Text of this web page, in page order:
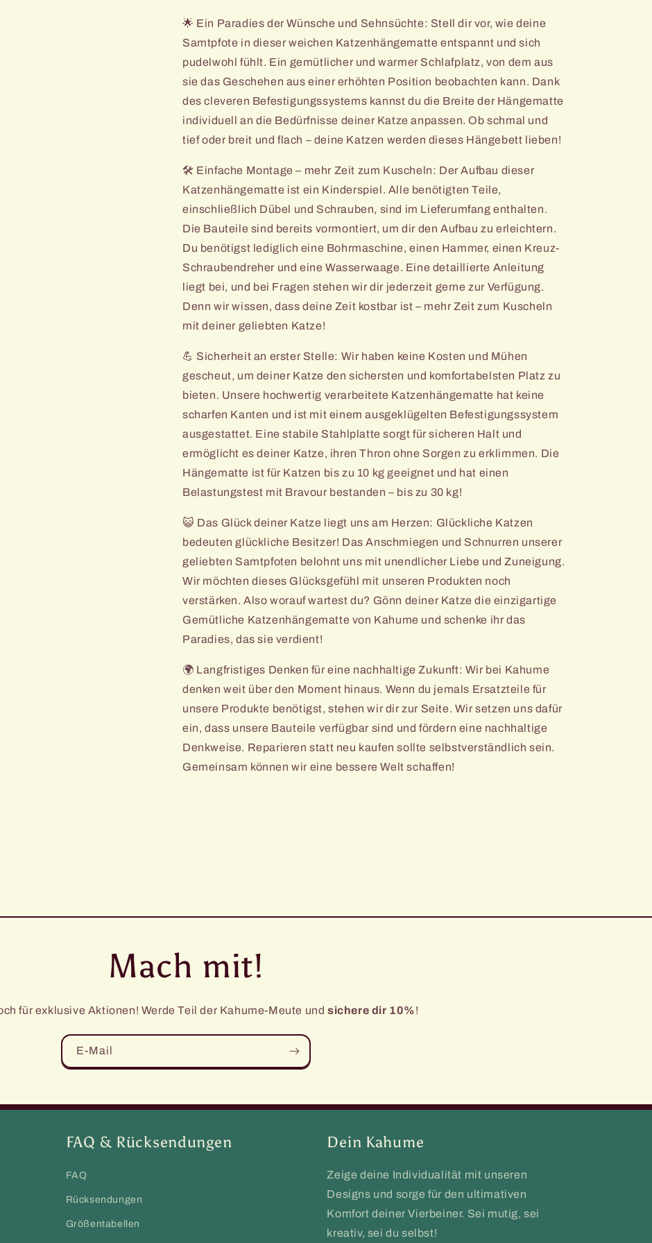
🌟 Ein Paradies der Wünsche und Sehnsüchte: Stell dir vor, wie deine
Samtpfote in dieser weichen Katzenhängematte entspannt und sich
pudelwohl fühlt. Ein gemütlicher und warmer Schlafplatz, von dem aus
sie das Geschehen aus einer erhöhten Position beobachten kann. Dank
des cleveren Befestigungssystems kannst du die Breite der Hängematte
individuell an die Bedürfnisse deiner Katze anpassen. Ob schmal und
tief oder breit und flach – deine Katzen werden dieses Hängebett lieben!
🛠️ Einfache Montage – mehr Zeit zum Kuscheln: Der Aufbau dieser
Katzenhängematte ist ein Kinderspiel. Alle benötigten Teile,
einschließlich Dübel und Schrauben, sind im Lieferumfang enthalten.
Die Bauteile sind bereits vormontiert, um dir den Aufbau zu erleichtern.
Du benötigst lediglich eine Bohrmaschine, einen Hammer, einen Kreuz-
Schraubendreher und eine Wasserwaage. Eine detaillierte Anleitung
liegt bei, und bei Fragen stehen wir dir jederzeit gerne zur Verfügung.
Denn wir wissen, dass deine Zeit kostbar ist – mehr Zeit zum Kuscheln
mit deiner geliebten Katze!
💪 Sicherheit an erster Stelle: Wir haben keine Kosten und Mühen
gescheut, um deiner Katze den sichersten und komfortabelsten Platz zu
bieten. Unsere hochwertig verarbeitete Katzenhängematte hat keine
scharfen Kanten und ist mit einem ausgeklügelten Befestigungssystem
ausgestattet. Eine stabile Stahlplatte sorgt für sicheren Halt und
ermöglicht es deiner Katze, ihren Thron ohne Sorgen zu erklimmen. Die
Hängematte ist für Katzen bis zu 10 kg geeignet und hat einen
Belastungstest mit Bravour bestanden – bis zu 30 kg!
😺 Das Glück deiner Katze liegt uns am Herzen: Glückliche Katzen
bedeuten glückliche Besitzer! Das Anschmiegen und Schnurren unserer
geliebten Samtpfoten belohnt uns mit unendlicher Liebe und Zuneigung.
Wir möchten dieses Glücksgefühl mit unseren Produkten noch
verstärken. Also worauf wartest du? Gönn deiner Katze die einzigartige
Gemütliche Katzenhängematte von Kahume und schenke ihr das
Paradies, das sie verdient!
🌍 Langfristiges Denken für eine nachhaltige Zukunft: Wir bei Kahume
denken weit über den Moment hinaus. Wenn du jemals Ersatzteile für
unsere Produkte benötigst, stehen wir dir zur Seite. Wir setzen uns dafür
ein, dass unsere Bauteile verfügbar sind und fördern eine nachhaltige
Denkweise. Reparieren statt neu kaufen sollte selbstverständlich sein.
Gemeinsam können wir eine bessere Welt schaffen!
Mach mit!
für exklusive Aktionen! Werde Teil der Kahume-Meute undsichere dir 10%!
E-Mail
FAQ & Rücksendungen
FAQ
Rücksendungen
Größentabellen
Dein Kahume
Zeige deine Individualität mit unseren
Designs und sorge für den ultimativen
Komfort deiner Vierbeiner. Sei mutig, sei
kreativ, sei du selbst!